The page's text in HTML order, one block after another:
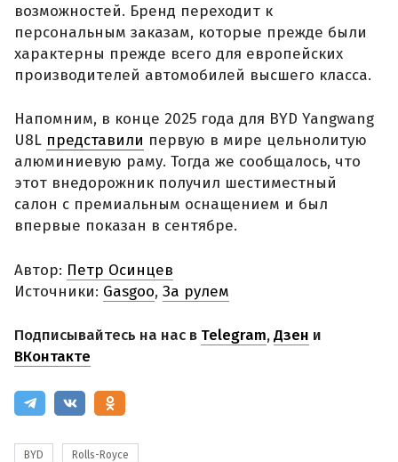
возможностей. Бренд переходит к
персональным заказам, которые прежде были
характерны прежде всего для европейских
производителей автомобилей высшего класса.
Напомним, в конце 2025 года для BYD Yangwang
U8L представили первую в мире цельнолитую
алюминиевую раму. Тогда же сообщалось, что
этот внедорожник получил шестиместный
салон с премиальным оснащением и был
впервые показан в сентябре.
Автор: Петр Осинцев
Источники: Gasgoo, За рулем
Подписывайтесь на нас в Telegram,Дзен и
ВКонтакте
BYD Rolls-Royce